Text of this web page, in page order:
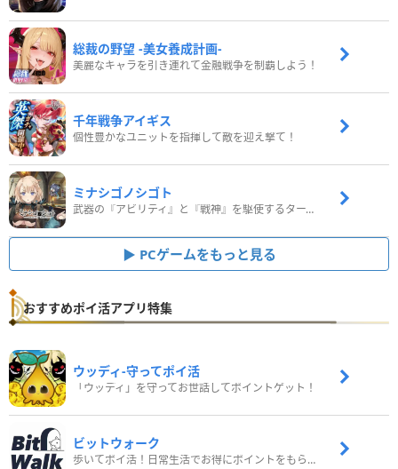
総裁の野望 -美女養成計画-
美麗なキャラを引き連れて金融戦争を制覇しよう！
千年戦争アイギス
個性豊かなユニットを指揮して敵を迎え撃て！
ミナシゴノシゴト
武器の『アビリティ』と『戦神』を駆使するターン制コマンドバトルRPG！
PCゲームをもっと見る
おすすめポイ活アプリ特集
ウッディ‐守ってポイ活
「ウッディ」を守ってお世話してポイントゲット！
ビットウォーク
歩いてポイ活！日常生活でお得にポイントをもらおう